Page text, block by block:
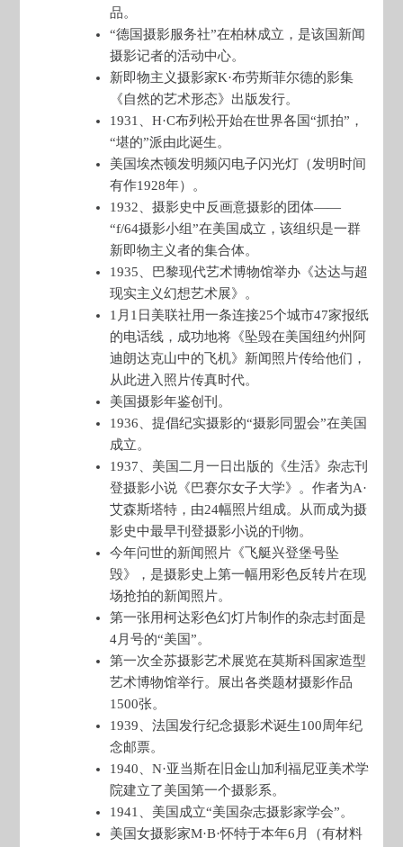
品。
“德国摄影服务社”在柏林成立，是该国新闻
摄影记者的活动中心。
新即物主义摄影家K·布劳斯菲尔德的影集
《自然的艺术形态》出版发行。
1931、H·C布列松开始在世界各国“抓拍”，
“堪的”派由此诞生。
美国埃杰顿发明频闪电子闪光灯（发明时间
有作1928年）。
1932、摄影史中反画意摄影的团体——
“f/64摄影小组”在美国成立，该组织是一群
新即物主义者的集合体。
1935、巴黎现代艺术博物馆举办《达达与超
现实主义幻想艺术展》。
1月1日美联社用一条连接25个城市47家报纸
的电话线，成功地将《坠毁在美国纽约州阿
迪朗达克山中的飞机》新闻照片传给他们，
从此进入照片传真时代。
美国摄影年鉴创刊。
1936、提倡纪实摄影的“摄影同盟会”在美国
成立。
1937、美国二月一日出版的《生活》杂志刊
登摄影小说《巴赛尔女子大学》。作者为A·
艾森斯塔特，由24幅照片组成。从而成为摄
影史中最早刊登摄影小说的刊物。
今年问世的新闻照片《飞艇兴登堡号坠
毁》，是摄影史上第一幅用彩色反转片在现
场抢拍的新闻照片。
第一张用柯达彩色幻灯片制作的杂志封面是
4月号的“美国”。
第一次全苏摄影艺术展览在莫斯科国家造型
艺术博物馆举行。展出各类题材摄影作品
1500张。
1939、法国发行纪念摄影术诞生100周年纪
念邮票。
1940、N·亚当斯在旧金山加利福尼亚美术学
院建立了美国第一个摄影系。
1941、美国成立“美国杂志摄影家学会”。
美国女摄影家M·B·怀特于本年6月（有材料